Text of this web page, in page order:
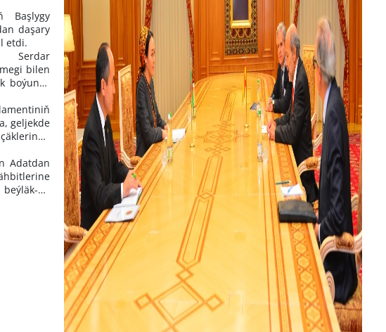
Başlygy
daşary
etdi.
Serdar
bilen
boýunça
geljekde
Adatdan
de